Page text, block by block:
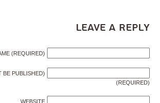
Leave a Reply
(REQUIRED)
BE PUBLISHED)
(REQUIRED)
WEBSITE